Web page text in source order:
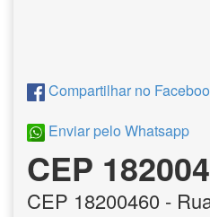
Compartilhar no
Enviar pelo Whatsapp
CEP
CEP 18200460 -